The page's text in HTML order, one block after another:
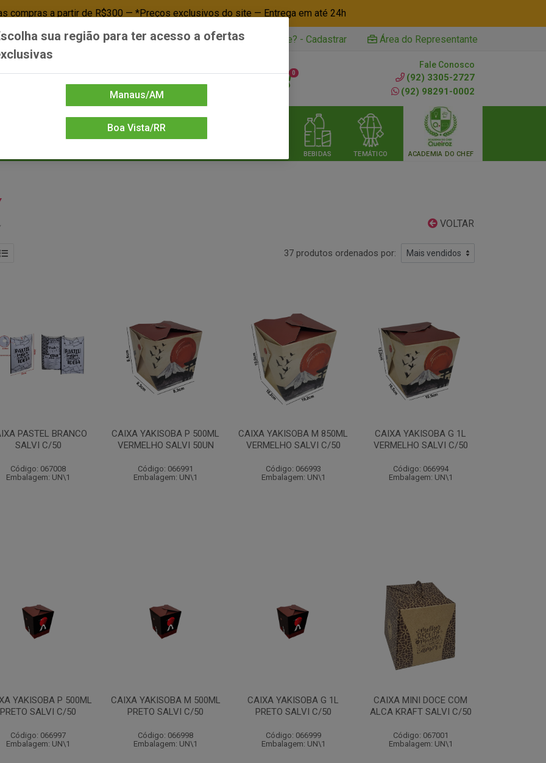
compras a partir de R$300 — *Preços exclusivos do site — Entrega em até 24h
Já é cliente? - Entrar Não é cliente? - Cadastrar Área do Representante
0
Fale Conosco
(92) 3305-2727
(92) 98291-0002
BEBIDAS TEMÁTICO ACADEMIA DO CHEF
VOLTAR
37 produtos ordenados por:
PASTEL BRANCO
SALVI C/50
Código: 067008
Embalagem: UN\1
CAIXA YAKISOBA P 500ML
VERMELHO SALVI 50UN
Código: 066991
Embalagem: UN\1
CAIXA YAKISOBA M 850ML
VERMELHO SALVI C/50
Código: 066993
Embalagem: UN\1
CAIXA YAKISOBA G 1L
VERMELHO SALVI C/50
Código: 066994
Embalagem: UN\1
YAKISOBA P 500ML
PRETO SALVI C/50
Código: 066997
Embalagem: UN\1
CAIXA YAKISOBA M 500ML
PRETO SALVI C/50
Código: 066998
Embalagem: UN\1
CAIXA YAKISOBA G 1L
PRETO SALVI C/50
Código: 066999
Embalagem: UN\1
CAIXA MINI DOCE COM
ALCA KRAFT SALVI C/50
Código: 067001
Embalagem: UN\1
sua região para ter acesso a ofertas
Manaus/AM
Boa Vista/RR